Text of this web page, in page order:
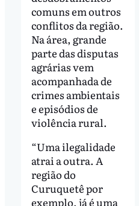
comuns em outros
conflitos da região.
Na área, grande
parte das disputas
agrárias vem
acompanhada de
crimes ambientais
e episódios de
violência rural.
“Uma ilegalidade
atrai a outra. A
região do
Curuquetê por
exemplo, já é uma